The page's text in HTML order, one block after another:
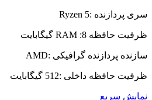
سری پردازنده :Ryzen 5
ظرفیت حافظه RAM :8 گیگابایت
سازنده پردازنده گرافیکی :AMD
ظرفیت حافظه داخلی :512 گیگابایت
نمایش سریع